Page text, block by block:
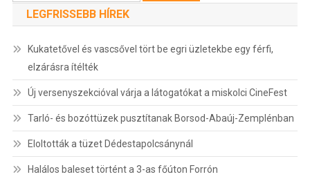
LEGFRISSEBB HÍREK
Kukatetővel és vascsővel tört be egri üzletekbe egy férfi,
elzárásra ítélték
Új versenyszekcióval várja a látogatókat a miskolci CineFest
Tarló- és bozóttüzek pusztítanak Borsod-Abaúj-Zemplénban
Eloltották a tüzet Dédestapolcsánynál
Halálos baleset történt a 3-as főúton Forrón